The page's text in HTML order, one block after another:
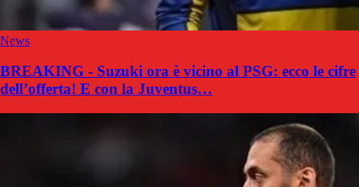
News
BREAKING - Suzuki ora è vicino al PSG: ecco le cifre
dell’offerta! E con la Juventus…